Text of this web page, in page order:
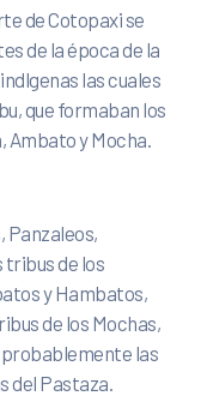
de Cotopaxi se
de la época de la
las cuales
que formaban los
y Mocha.
Panzaleos,
tribus de los
y Hambatos,
de los Mochas,
probable­mente las
del Pastaza.